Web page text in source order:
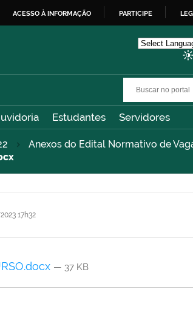
ACESSO À INFORMAÇÃO PARTICIPE
Estudantes Servidores
Anexos do Edital Normativo de
17h32
— 37 KB